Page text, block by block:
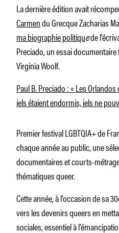
La dernière édition avait
Carmendu Grecque Zacharias
ma biographie politiquede
Preciado, un essai
Virginia Woolf.
Paul B. Preciado : « Les
iels étaient endormis, iels ne
Premier festival LGBTQIA+ de
chaque année au public, une
documentaires et courts-
thématiques queer.
Cette année, à l’occasion de sa
vers les devenirs queers en
sociales, essentiel à